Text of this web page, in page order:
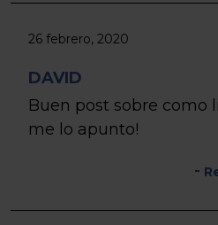
26 febrero, 2020
DAVID
Buen post sobre como
me lo apunto!